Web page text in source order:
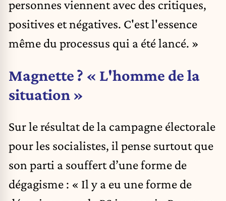
personnes viennent avec des critiques,
positives et négatives. C'est l'essence
même du processus qui a été lancé. »
Magnette ? « L'homme de la
situation »
Sur le résultat de la campagne électorale
pour les socialistes, il pense surtout que
son parti a souffert d’une forme de
dégagisme : « Il y a eu une forme de